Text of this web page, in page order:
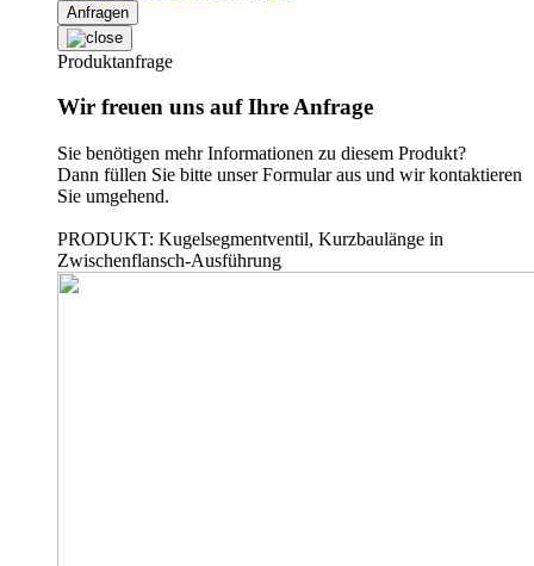
Anfragen
Produktanfrage
Wir freuen uns auf Ihre Anfrage
Sie benötigen mehr Informationen zu diesem Produkt?
Dann füllen Sie bitte unser Formular aus und wir kontaktieren
Sie umgehend.
PRODUKT: Kugelsegmentventil, Kurzbaulänge in
Zwischenflansch-Ausführung